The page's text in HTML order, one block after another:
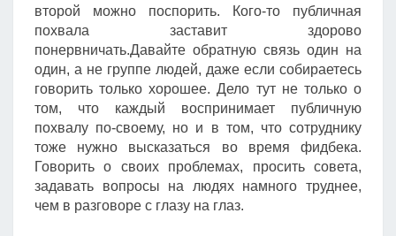
второй можно поспорить. Кого-то публичная
похвала заставит здорово
понервничать.Давайте обратную связь один на
один, а не группе людей, даже если собираетесь
говорить только хорошее. Дело тут не только о
том, что каждый воспринимает публичную
похвалу по-своему, но и в том, что сотруднику
тоже нужно высказаться во время фидбека.
Говорить о своих проблемах, просить совета,
задавать вопросы на людях намного труднее,
чем в разговоре с глазу на глаз.